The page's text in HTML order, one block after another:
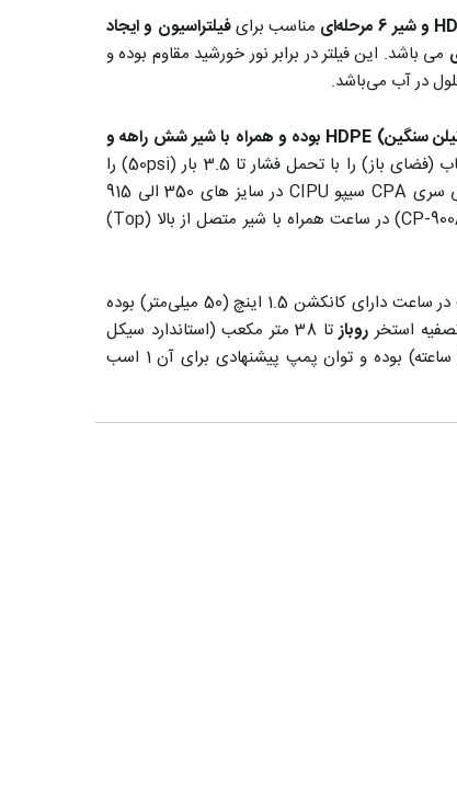
مناسب برایفیلتراسیون و ایجاد
می باشد. این فیلتر در برابر نور خورشید مقاوم بوده و
در آب می‌باشد.
سری CPA دارای بدنه یکپارچه از جنس پلاستیک فشرده (پلی اتیلن سنگین) HDPE بوده و همراه با شیر شش راهه و
به بازار عرضه میشوند. این فیلتر ها قابلیت کارکرد زیر نور آفتاب (فضای باز) را با تحمل فشار تا 3.5 بار (50psi) را
می باشد. فیلتر شنی سری CPA سیپو CIPU در سایز های 350 الی 915
میلی‌متر (قطر فیلتر) با آبدهی 6.0 مترمکعب (CP-350A) الی 29.3 مترمکعب (CP-900A) در ساعت همراه با شیر متصل از بالا (Top)
فیلتر شنی تصفیه استخر سیپو مدل CP-500A با میزان فیلتراسیون 9.5 متر مکعب در ساعت دارای کانکشن 1.5 اینچ (50 میلی‌متر) بوده
روباز
تا 38 متر مکعب (استاندارد سیکل
تا 76 متر مکعب (استاندارد سیکل زمانی 8 ساعته) بوده و توان پمپ پیشنهادی برای آن 1 اسب